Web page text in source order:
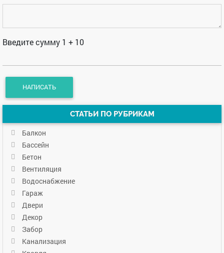
Введите сумму 1 + 10
СТАТЬИ ПО РУБРИКАМ
Балкон
Бассейн
Бетон
Вентиляция
Водоснабжение
Гараж
Двери
Декор
Забор
Канализация